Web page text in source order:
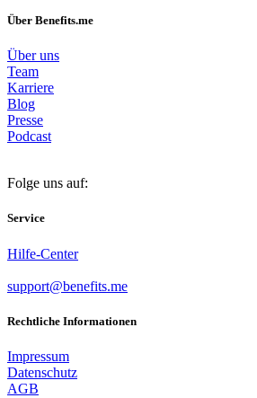
Über Benefits.me
Über uns
Team
Karriere
Blog
Presse
Podcast
Folge uns auf:
Service
Hilfe-Center
support@benefits.me
Rechtliche Informationen
Impressum
Datenschutz
AGB